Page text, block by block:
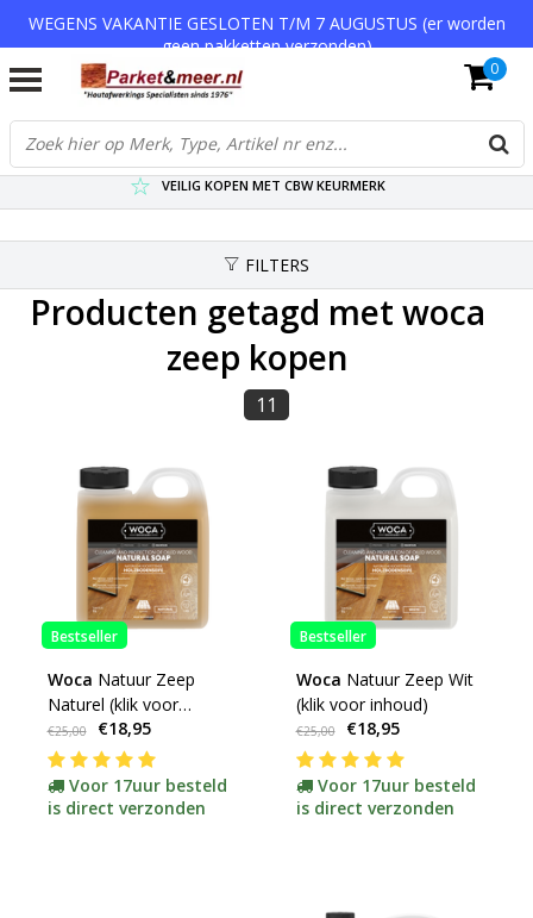
WEGENS VAKANTIE GESLOTEN T/M 7 AUGUSTUS (er worden
geen pakketten verzonden)
VERZENDKOSTEN € 7,95 (GRATIS VA €75,-)
SCHERPSTE PRIJZEN TOT WEL 75% KORTING !
VEILIG KOPEN MET CBW KEURMERK
0
FILTERS
Producten getagd met woca
zeep kopen
11
Bestseller
Woca Natuur Zeep
Naturel (klik voor
inhoud)
€25,00 €18,95
Voor 17uur besteld
is direct verzonden
Bestseller
Woca Natuur Zeep Wit
(klik voor inhoud)
€25,00 €18,95
Voor 17uur besteld
is direct verzonden